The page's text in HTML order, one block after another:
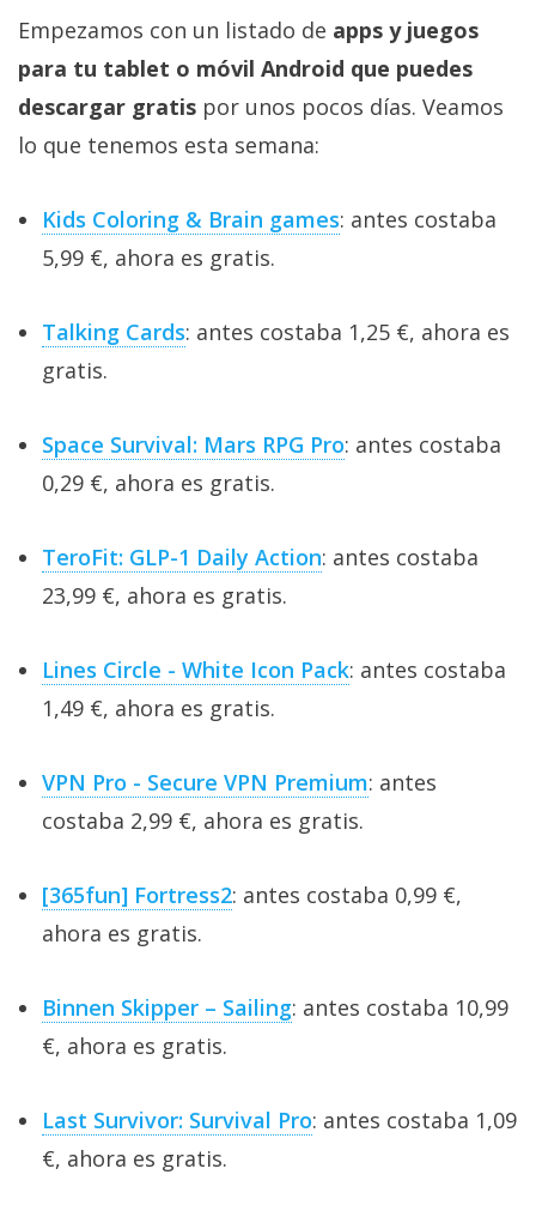
Empezamos con un listado de apps y juegos
para tu tablet o móvil Android que puedes
descargar gratis por unos pocos días. Veamos
lo que tenemos esta semana:
Kids Coloring & Brain games: antes costaba
5,99 €, ahora es gratis.
Talking Cards: antes costaba 1,25 €, ahora es
gratis.
Space Survival: Mars RPG Pro: antes costaba
0,29 €, ahora es gratis.
TeroFit: GLP-1 Daily Action: antes costaba
23,99 €, ahora es gratis.
Lines Circle - White Icon Pack: antes costaba
1,49 €, ahora es gratis.
VPN Pro - Secure VPN Premium: antes
costaba 2,99 €, ahora es gratis.
[365fun] Fortress2: antes costaba 0,99 €,
ahora es gratis.
Binnen Skipper – Sailing: antes costaba 10,99
€, ahora es gratis.
Last Survivor: Survival Pro: antes costaba 1,09
€, ahora es gratis.